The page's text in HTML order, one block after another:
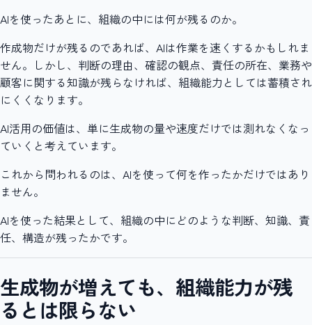
AIを使ったあとに、組織の中には何が残るのか。
作成物だけが残るのであれば、AIは作業を速くするかもしれま
せん。しかし、判断の理由、確認の観点、責任の所在、業務や
顧客に関する知識が残らなければ、組織能力としては蓄積され
にくくなります。
AI活用の価値は、単に生成物の量や速度だけでは測れなくなっ
ていくと考えています。
これから問われるのは、AIを使って何を作ったかだけではあり
ません。
AIを使った結果として、組織の中にどのような判断、知識、責
任、構造が残ったかです。
生成物が増えても、組織能力が残
るとは限らない